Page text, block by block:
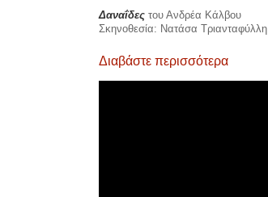
Δαναΐδες του Ανδρέα Κάλβου
Σκηνοθεσία: Νατάσα Τριανταφύλλη
Διαβάστε περισσότερα